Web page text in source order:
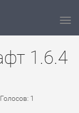
1.6.4
Голосов: 1